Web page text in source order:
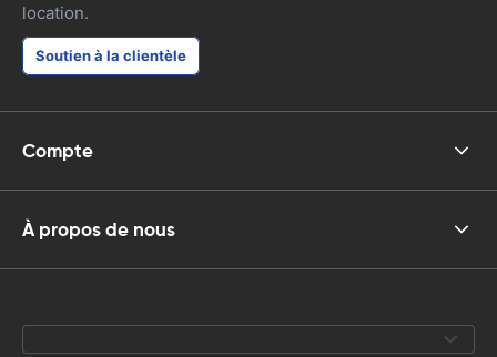
location.
Soutien à la clientèle
Compte
À propos de nous